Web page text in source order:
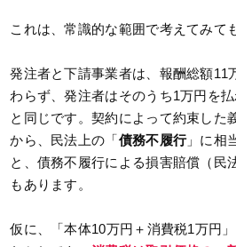
これは、常識的な範囲で考えてみて
発注者と下請事業者は、報酬総額11
わらず、発注者はそのうち1万円を
と同じです。契約によって約束した
から、民法上の「債務不履行」に相
と、債務不履行による損害賠償（民
もあります。
仮に、「本体10万円＋消費税1万円